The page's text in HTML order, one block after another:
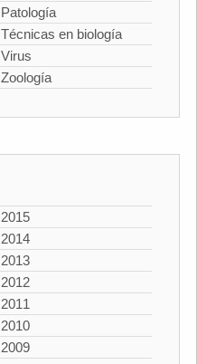
Patología
Técnicas en biología
Virus
Zoología
2015
2014
2013
2012
2011
2010
2009